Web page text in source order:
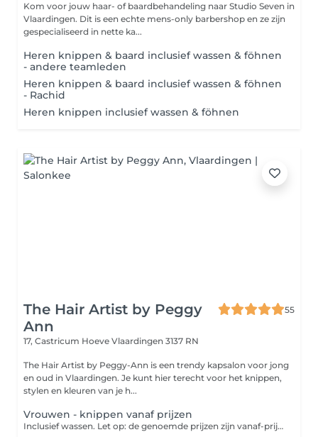
Kom voor jouw haar- of baardbehandeling naar Studio Seven in
Vlaardingen. Dit is een echte mens-only barbershop en ze zijn
gespecialiseerd in nette ka...
Heren knippen & baard inclusief wassen & föhnen
- andere teamleden
Heren knippen & baard inclusief wassen & föhnen
- Rachid
Heren knippen inclusief wassen & föhnen
The Hair Artist by Peggy
Ann
55
17, Castricum Hoeve Vlaardingen 3137 RN
The Hair Artist by Peggy-Ann is een trendy kapsalon voor jong
en oud in Vlaardingen. Je kunt hier terecht voor het knippen,
stylen en kleuren van je h...
Vrouwen - knippen vanaf prijzen
Inclusief wassen. Let op: de genoemde prijzen zijn vanaf-prijzen. Het eventuele prijsverschil wordt verrekend in de salon. Mocht je haar ver over de schouders vallen, dan geldt er een toeslag van 25%